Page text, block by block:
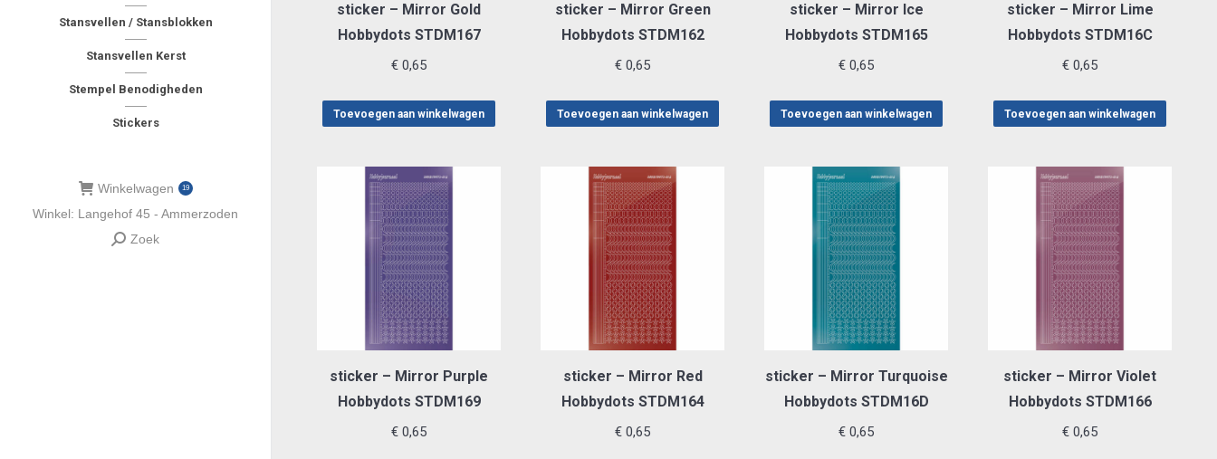
Stansvellen / Stansblokken
Stansvellen Kerst
Stempel Benodigheden
Stickers
Winkelwagen 19
Winkel: Langehof 45 - Ammerzoden
Zoeken:
Zoek
sticker – Mirror Gold
Hobbydots STDM167
€ 0,65
Toevoegen aan winkelwagen
sticker – Mirror Green
Hobbydots STDM162
€ 0,65
Toevoegen aan winkelwagen
sticker – Mirror Ice
Hobbydots STDM165
€ 0,65
Toevoegen aan winkelwagen
sticker – Mirror Lime
Hobbydots STDM16C
€ 0,65
Toevoegen aan winkelwagen
sticker – Mirror Purple
Hobbydots STDM169
€ 0,65
sticker – Mirror Red
Hobbydots STDM164
€ 0,65
sticker – Mirror Turquoise
Hobbydots STDM16D
€ 0,65
sticker – Mirror Violet
Hobbydots STDM166
€ 0,65